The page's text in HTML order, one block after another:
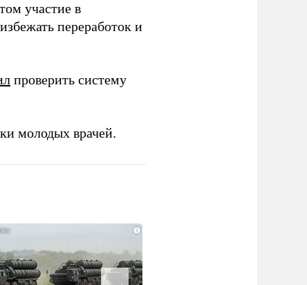
участие в
переработок и
проверить систему
молодых врачей.
i